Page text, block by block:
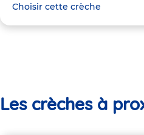
Choisir cette crèche
Les crèches à